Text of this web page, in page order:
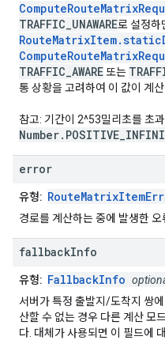
TRAFFIC_UNAWARE로 설정하
TRAFFIC_AWARE 또는
통 상황을 고려하여 이 값이 계산
참고: 기간이 2^53밀리초를 초
error
유형:
경로를 계산하는 중에 발생한 오
fallbackInfo
유형: FallbackInfo
서버가 특정 출발지/도착지 쌍
산할 수 없는 경우 다른 계산 모
다. 대체가 사용되면 이 필드에